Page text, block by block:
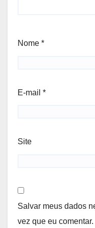
Nome *
E-mail *
Site
Salvar meus dados
vez que eu comentar.